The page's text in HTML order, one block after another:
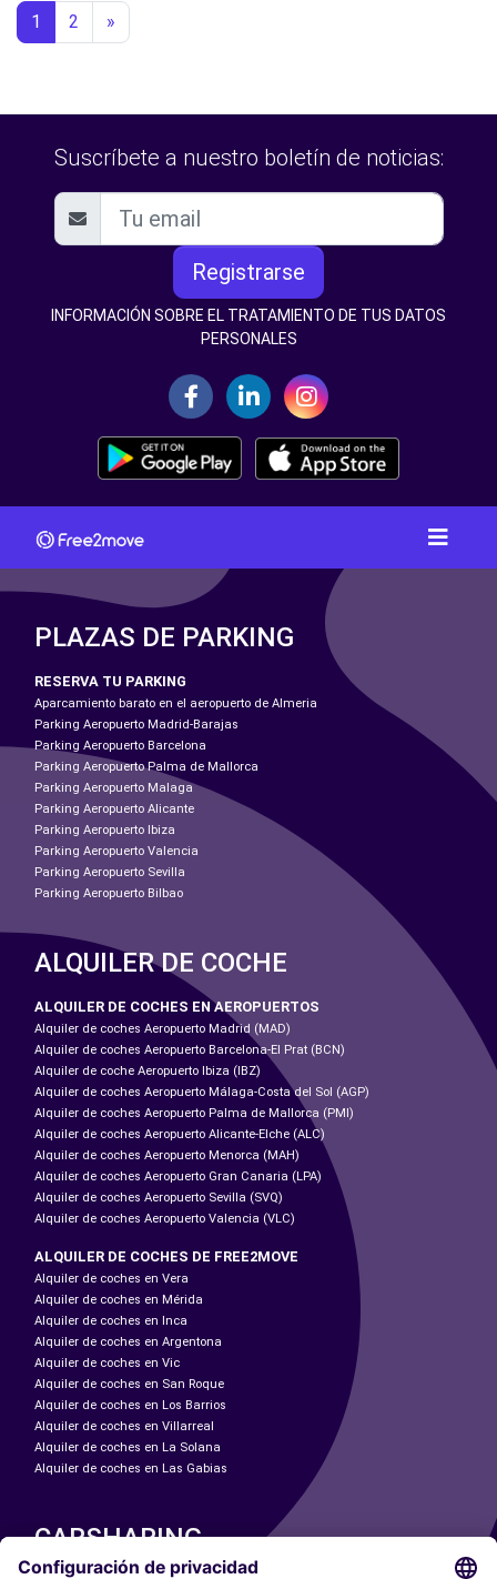
1 2 »
Suscríbete a nuestro boletín de noticias:
Registrarse
INFORMACIÓN SOBRE EL TRATAMIENTO DE TUS DATOS
PERSONALES
PLAZAS DE PARKING
RESERVA TU PARKING
Aparcamiento barato en el aeropuerto de Almeria
Parking Aeropuerto Madrid-Barajas
Parking Aeropuerto Barcelona
Parking Aeropuerto Palma de Mallorca
Parking Aeropuerto Malaga
Parking Aeropuerto Alicante
Parking Aeropuerto Ibiza
Parking Aeropuerto Valencia
Parking Aeropuerto Sevilla
Parking Aeropuerto Bilbao
ALQUILER DE COCHE
ALQUILER DE COCHES EN AEROPUERTOS
Alquiler de coches Aeropuerto Madrid (MAD)
Alquiler de coches Aeropuerto Barcelona-El Prat (BCN)
Alquiler de coche Aeropuerto Ibiza (IBZ)
Alquiler de coches Aeropuerto Málaga-Costa del Sol (AGP)
Alquiler de coches Aeropuerto Palma de Mallorca (PMI)
Alquiler de coches Aeropuerto Alicante-Elche (ALC)
Alquiler de coches Aeropuerto Menorca (MAH)
Alquiler de coches Aeropuerto Gran Canaria (LPA)
Alquiler de coches Aeropuerto Sevilla (SVQ)
Alquiler de coches Aeropuerto Valencia (VLC)
ALQUILER DE COCHES DE FREE2MOVE
Alquiler de coches en Vera
Alquiler de coches en Mérida
Alquiler de coches en Inca
Alquiler de coches en Argentona
Alquiler de coches en Vic
Alquiler de coches en San Roque
Alquiler de coches en Los Barrios
Alquiler de coches en Villarreal
Alquiler de coches en La Solana
Alquiler de coches en Las Gabias
CARSHARING